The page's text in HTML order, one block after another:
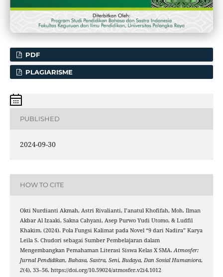
PDF
PLAGIARISME
PUBLISHED
2024-09-30
HOW TO CITE
Okti Nurdianti Akmah, Astri Rivalianti, I’anatul Khofifah, Moh. Ilman
Akbar Al Izaaki, Sakna Cahyani, Asep Purwo Yudi Utomo, & Ludfil
Khakim. (2024). Pola Fungsi Kalimat pada Novel “9 dari Nadira” Karya
Leila S. Chudori sebagai Sumber Pembelajaran dalam
Mengembangkan Pemahaman Literasi Siswa Kelas X SMA. Atmosfer:
Jurnal Pendidikan, Bahasa, Sastra, Seni, Budaya, Dan Sosial Humaniora,
2(4), 33–56. https://doi.org/10.59024/atmosfer.v2i4.1012